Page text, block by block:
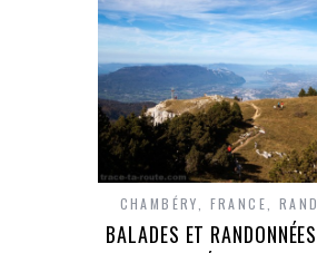
CHAMBÉRY FRANCE
BALADES ET